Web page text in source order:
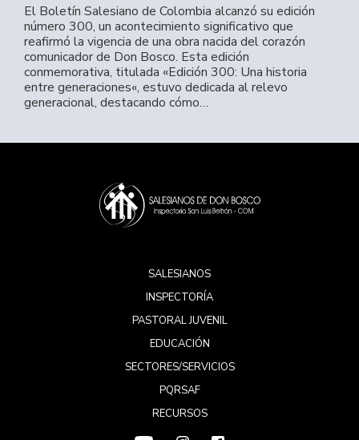
El Boletín Salesiano de Colombia alcanzó su edición
número 300, un acontecimiento significativo que
reafirmó la vigencia de una obra nacida del corazón
comunicador de Don Bosco. Esta edición
conmemorativa, titulada «Edición 300: Una historia
entre generaciones«, estuvo dedicada al relevo
generacional, destacando cómo…
SALESIANOS
INSPECTORÍA
PASTORAL JUVENIL
EDUCACIÓN
SECTORES/SERVICIOS
PQRSAF
RECURSOS